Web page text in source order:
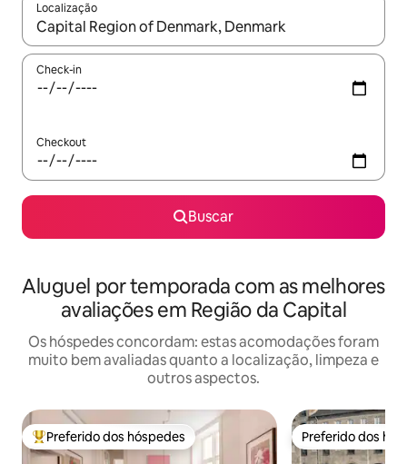
Localização
Quando os resultados estiverem disponíveis, explore-os
Check-in
Checkout
Buscar
Aluguel por temporada com as melhores
avaliações em Região da Capital
Os hóspedes concordam: estas acomodações foram
muito bem avaliadas quanto a localização, limpeza e
outros aspectos.
Entre os melhores preferidos dos hóspedes
Preferido dos hóspedes Preferido dos
Preferido dos